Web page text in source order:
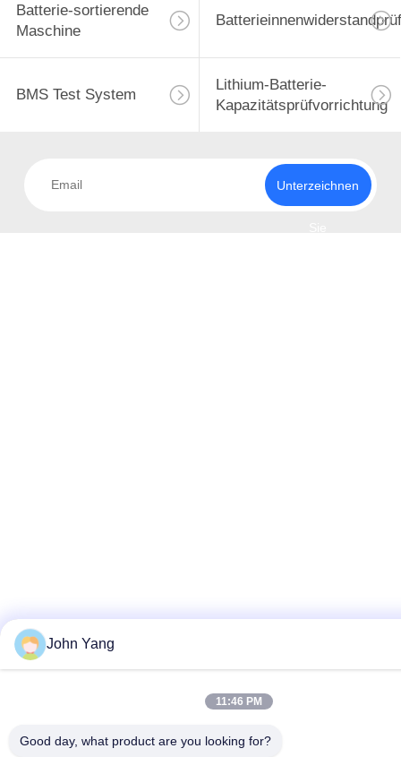
Batterie-sortierende
Maschine
BMS Test System
Lithium-Batterie-
Kapazitätsprüfvorrichtung
Unterzeichnen
John Yang
11:46 PM
Good day, what product are you looking for?